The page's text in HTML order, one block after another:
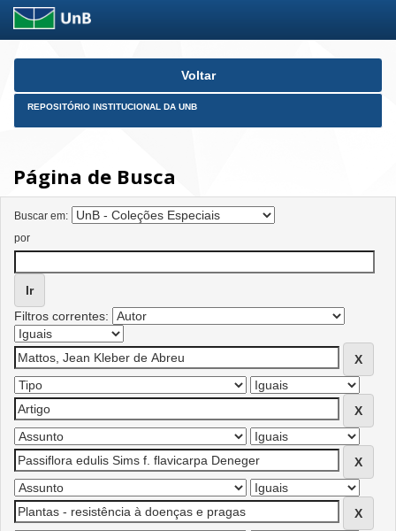
Skip
Voltar
REPOSITÓRIO INSTITUCIONAL DA UNB
Página de Busca
Buscar em:
por
Filtros correntes: